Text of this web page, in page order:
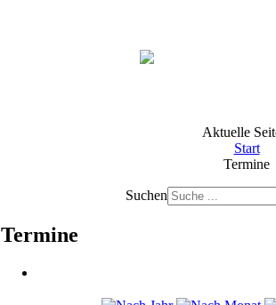
Aktuelle
Start
Termine
Suchen
Termine